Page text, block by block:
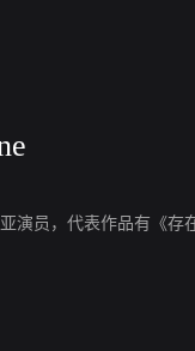
演员，代表作品有《存